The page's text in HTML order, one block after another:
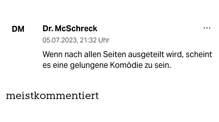
DM Dr. McSchreck
05.07.2023, 21:32 Uhr
Wenn nach allen Seiten ausgeteilt wird, scheint
es eine gelungene Komödie zu sein.
meistkommentiert